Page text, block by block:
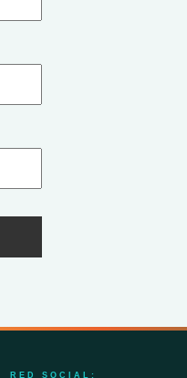
RED SOCIAL: